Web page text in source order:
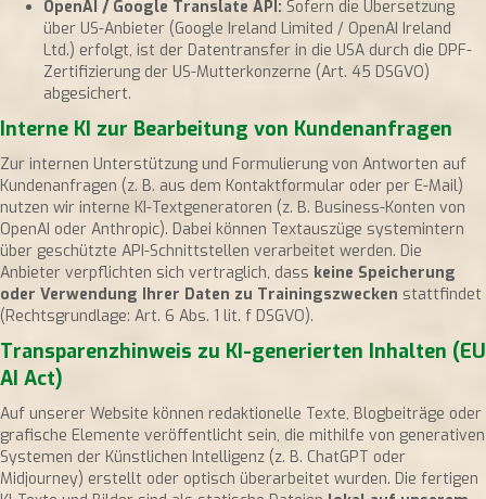
OpenAI / Google Translate API: Sofern die Übersetzung
über US-Anbieter (Google Ireland Limited / OpenAI Ireland
Ltd.) erfolgt, ist der Datentransfer in die USA durch die DPF-
Zertifizierung der US-Mutterkonzerne (Art. 45 DSGVO)
abgesichert.
Interne KI zur Bearbeitung von Kundenanfragen
Zur internen Unterstützung und Formulierung von Antworten auf
Kundenanfragen (z. B. aus dem Kontaktformular oder per E-Mail)
nutzen wir interne KI-Textgeneratoren (z. B. Business-Konten von
OpenAI oder Anthropic). Dabei können Textauszüge systemintern
über geschützte API-Schnittstellen verarbeitet werden. Die
Anbieter verpflichten sich vertraglich, dass keine Speicherung
oder Verwendung Ihrer Daten zu Trainingszwecken stattfindet
(Rechtsgrundlage: Art. 6 Abs. 1 lit. f DSGVO).
Transparenzhinweis zu KI-generierten Inhalten (EU
AI Act)
Auf unserer Website können redaktionelle Texte, Blogbeiträge oder
grafische Elemente veröffentlicht sein, die mithilfe von generativen
Systemen der Künstlichen Intelligenz (z. B. ChatGPT oder
Midjourney) erstellt oder optisch überarbeitet wurden. Die fertigen